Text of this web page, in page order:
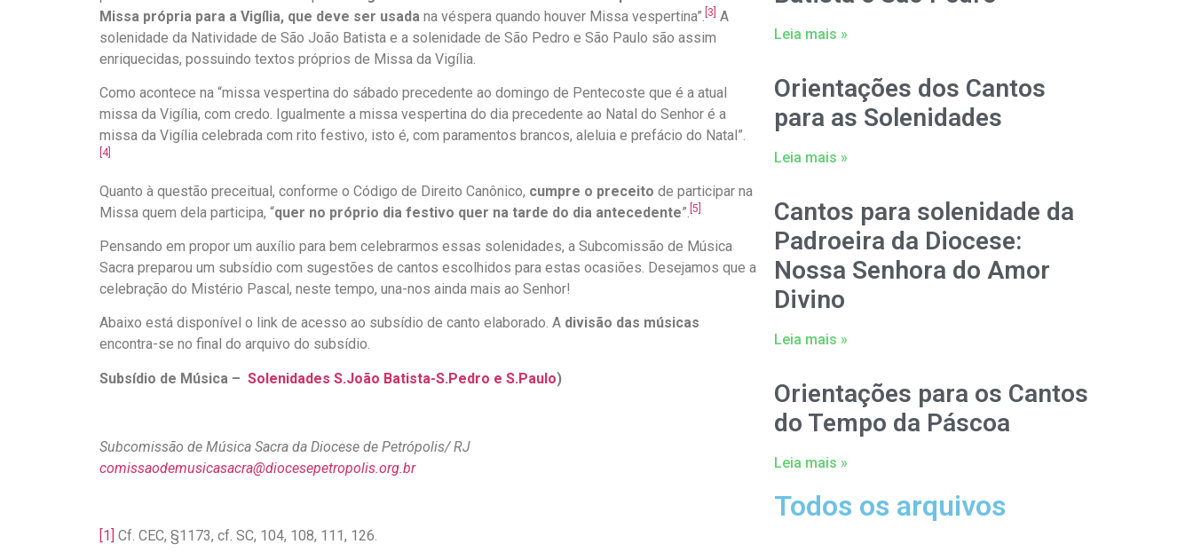
Missa própria para a Vigília, que deve ser usada na véspera quando houver Missa vespertina”. [3] A
solenidade da Natividade de São João Batista e a solenidade de São Pedro e São Paulo são assim
enriquecidas, possuindo textos próprios de Missa da Vigília.
Como acontece na “missa vespertina do sábado precedente ao domingo de Pentecoste que é a atual
missa da Vigília, com credo. Igualmente a missa vespertina do dia precedente ao Natal do Senhor é a
missa da Vigília celebrada com rito festivo, isto é, com paramentos brancos, aleluia e prefácio do Natal”.
[4]
Quanto à questão preceitual, conforme o Código de Direito Canônico, cumpre o preceito de participar na
Missa quem dela participa, “quer no próprio dia festivo quer na tarde do dia antecedente”. [5]
Pensando em propor um auxílio para bem celebrarmos essas solenidades, a Subcomissão de Música
Sacra preparou um subsídio com sugestões de cantos escolhidos para estas ocasiões. Desejamos que a
celebração do Mistério Pascal, neste tempo, una-nos ainda mais ao Senhor!
Abaixo está disponível o link de acesso ao subsídio de canto elaborado. A divisão das músicas
encontra-se no final do arquivo do subsídio.
Subsídio de Música – Solenidades S.João Batista-S.Pedro e S.Paulo)
Subcomissão de Música Sacra da Diocese de Petrópolis/ RJ
comissaodemusicasacra@diocesepetropolis.org.br
[1] Cf. CEC, §1173, cf. SC, 104, 108, 111, 126.
Leia mais »
Orientações dos Cantos
para as Solenidades
Leia mais »
Cantos para solenidade da
Padroeira da Diocese:
Nossa Senhora do Amor
Divino
Leia mais »
Orientações para os Cantos
do Tempo da Páscoa
Leia mais »
Todos os arquivos